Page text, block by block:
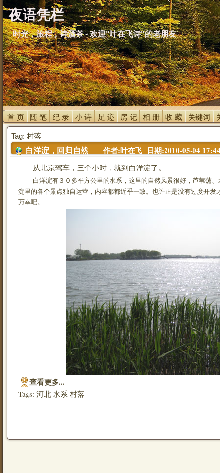
夜语凭栏
时光，旅程，诗酒茶 - 欢迎"叶在飞诗"的老朋友
首 页 随 笔 纪 录 小 诗 足 迹 房 记 相 册 收 藏 关键词
Tag: 村落
白洋淀，回归自然
作者:叶在飞 日期:2010-05-04
从北京驾车，三个小时，就到白洋淀了。
白洋淀有３０多平方公里的水系，这里的自然风景很好，芦苇荡
淀里的各个景点独自运营，内容都都近乎一致。也许正是没有过度开
万幸吧。
查看更多...
Tags: 河北 水系 村落